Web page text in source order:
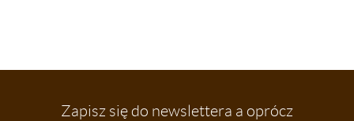
Zapisz się do newslettera a oprócz